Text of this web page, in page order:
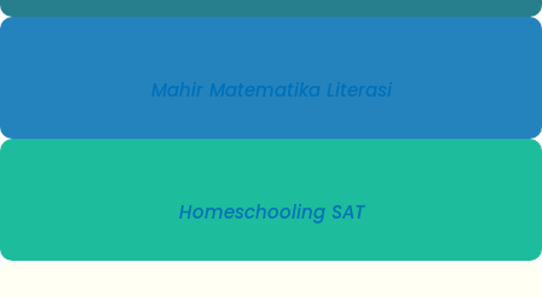
Mahir Matematika Literasi
Homeschooling SAT